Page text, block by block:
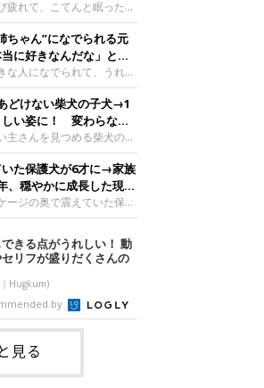
たいどんな子犬時代を過ご
か。今回は、神楽ちゃんの
んと振り返ります！神楽ち
いて聞いた！お迎えから数
ん（撮影時生後2カ月）＠
お迎え当初の神楽
ついて教えてください。飼
迎え当日から“ヘソ天”で寝
疲れて、こてんと眠った子
月、表情や行動にさまざ
れるようになりました。遊
後2カ月のなっちゃん遊び
っちゃん。@Pkndg_紹介
旧Twitter）ユーザー
愛犬・なっちゃん（取材
柴犬）。こちらの写真
が生後2カ月のころに撮影
。この日、なっちゃんは家
ちゃで遊んでいました。た
れたのか、その後は眠り始
眠るなっちゃん。
ちゃん”になでられる元
に好きなんだな」と感
こり
な人になでられて、うれし
せる元保護犬。甘えるよう
るこちらまでほっこりしま
姉ちゃん”に甘える小次郎
でてもらい、うれしそうな
次郎くん（2026年6月撮
紹介するのは、X（旧
ー@mika_Jimmyさんの愛
（撮影時5才）。こちら
の妹さんと一緒に散歩をし
は実家から自宅へ帰る途
園で待ち合わせ
どけない柴犬の子犬→1
しい姿に！ 変わらない
め」にもほっこり
主さんを見つめる柴犬の子
現在はすっかり成犬らし
、子犬のころから変わらな
そうです。家族に迎えたば
之介くん生後2カ月の慎之
紹介するの
）ユーザー
さんの愛犬・慎之介く
柴犬）です。こちらは、
後2カ月のころ、家族に迎
に撮影された一枚。小さな
表情が印象的です。飼い主
される慎之介くん。@B
いた保護犬が6才に→家族
、穏やかに成長した現在
る
ージの奥で震えていた保護
って5年、今では笑顔を見
の娘さんにも少しずつ心を
ました。（写真左から）先
ゃん、レオナちゃん。
紹介するのは、
ザー@lina_and_leonaさん
ちゃん（取材時6才／柴犬
。穏やかで優しい表情を見
は想像できませんが、レオ
しい過去があるといいま
ケージの中で震えていた家
きる点がうれしい！ 動
リフが盛りだくさんの
｜Hugkum)
by
見る